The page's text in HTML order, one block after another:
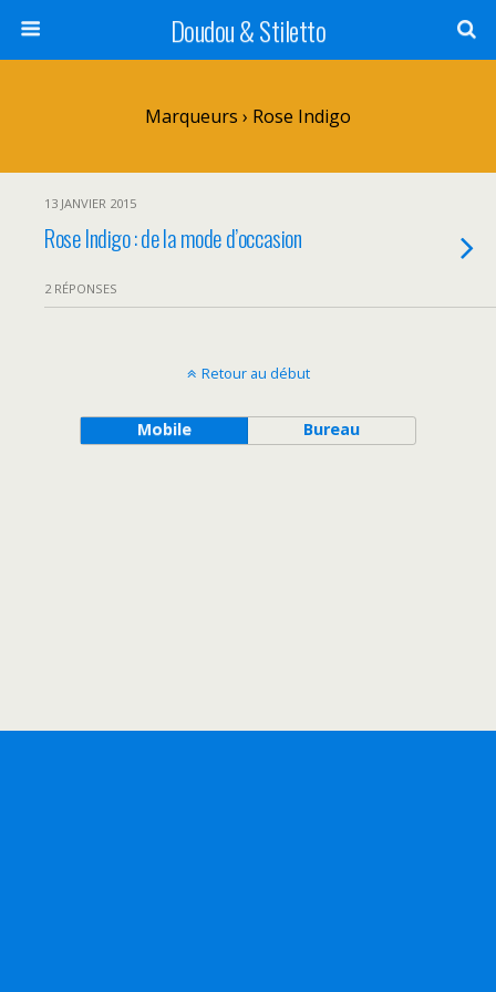
Doudou & Stiletto
Marqueurs › Rose Indigo
13 JANVIER 2015
Rose Indigo : de la mode d’occasion
2 RÉPONSES
Retour au début
Mobile Bureau